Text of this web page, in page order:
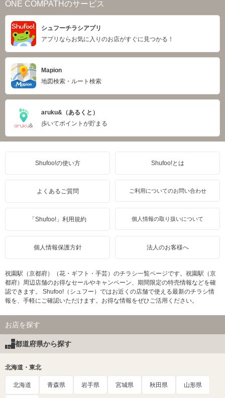
ONE COMPATHのサービス
シュフーチラシアプリ
アプリならお気に入りのお店がすぐに見つかる！
Mapion
地図検索・ルート検索
aruku&（あるくと）
歩いてポイントが貯まる
Shufoo!の使い方 Shufoo!とは
よくあるご質問 ご利用についてのお問い合わせ
「Shufoo!」利用規約 個人情報の取り扱いについて
個人情報保護方針 法人のお客様へ
祝園駅（京都府）（花・ギフト・手芸）のチラシ一覧ページです。祝園駅（京
都府）周辺店舗のお得なセールやキャンペーン、期間限定の特売情報などを確
認できます。 Shufoo!（シュフー）ではお近くの店舗で使える最新のチラシ情
報を、手軽にご確認いただけます。お得な情報をぜひご活用ください。
お店を探す
都道府県から探す
北海道・東北
北海道 青森県 岩手県 宮城県 秋田県 山形県